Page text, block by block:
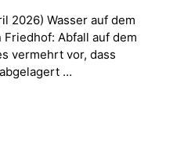
2026) Wasser auf dem
Abfall auf dem
vermehrt vor, dass
…